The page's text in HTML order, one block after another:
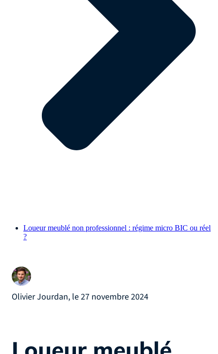
Loueur meublé non professionnel : régime micro BIC ou réel
?
Olivier Jourdan, le 27 novembre 2024